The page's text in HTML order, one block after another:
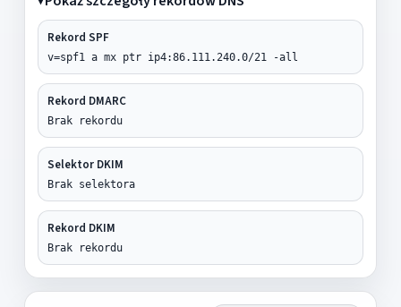
Rekord SPF
v=spf1 a mx ptr ip4:86.111.240.0/21 -all
Rekord DMARC
Brak rekordu
Selektor DKIM
Brak selektora
Rekord DKIM
Brak rekordu